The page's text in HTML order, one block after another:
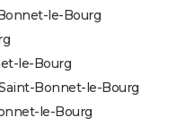
le-Bourg
le-Bourg
Bonnet-le-Bourg
le-Bourg